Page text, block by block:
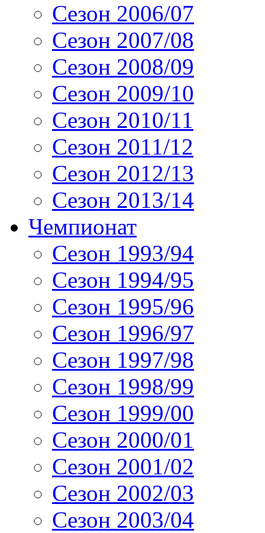
Сезон 2006/07
Сезон 2007/08
Сезон 2008/09
Сезон 2009/10
Сезон 2010/11
Сезон 2011/12
Сезон 2012/13
Сезон 2013/14
Чемпионат
Сезон 1993/94
Сезон 1994/95
Сезон 1995/96
Сезон 1996/97
Сезон 1997/98
Сезон 1998/99
Сезон 1999/00
Сезон 2000/01
Сезон 2001/02
Сезон 2002/03
Сезон 2003/04